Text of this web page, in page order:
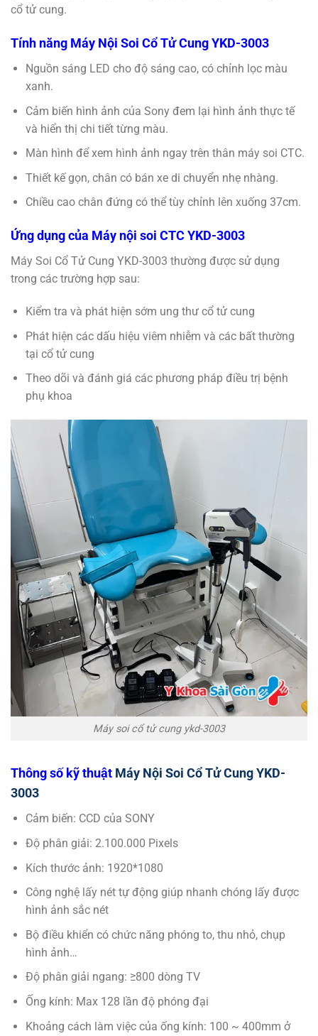
cổ tử cung.
Tính năng Máy Nội Soi Cổ Tử Cung YKD-3003
Nguồn sáng LED cho độ sáng cao, có chỉnh lọc màu
xanh.
Cảm biến hình ảnh của Sony đem lại hình ảnh thực tế
và hiển thị chi tiết từng màu.
Màn hình để xem hình ảnh ngay trên thân máy soi CTC.
Thiết kế gọn, chân có bán xe di chuyển nhẹ nhàng.
Chiều cao chân đứng có thể tùy chỉnh lên xuống 37cm.
Ứng dụng của Máy nội soi CTC YKD-3003
Máy Soi Cổ Tử Cung YKD-3003 thường được sử dụng
trong các trường hợp sau:
Kiểm tra và phát hiện sớm ung thư cổ tử cung
Phát hiện các dấu hiệu viêm nhiễm và các bất thường
tại cổ tử cung
Theo dõi và đánh giá các phương pháp điều trị bệnh
phụ khoa
Máy soi cổ tử cung ykd-3003
Thông số kỹ thuật Máy Nội Soi Cổ Tử Cung YKD-
3003
Cảm biến: CCD của SONY
Độ phân giải: 2.100.000 Pixels
Kích thước ảnh: 1920*1080
Công nghệ lấy nét tự động giúp nhanh chóng lấy được
hình ảnh sắc nét
Bộ điều khiển có chức năng phóng to, thu nhỏ, chụp
hình ảnh…
Độ phân giải ngang: ≥800 dòng TV
Ống kính: Max 128 lần độ phóng đại
Khoảng cách làm việc của ống kính: 100 ~ 400mm ở